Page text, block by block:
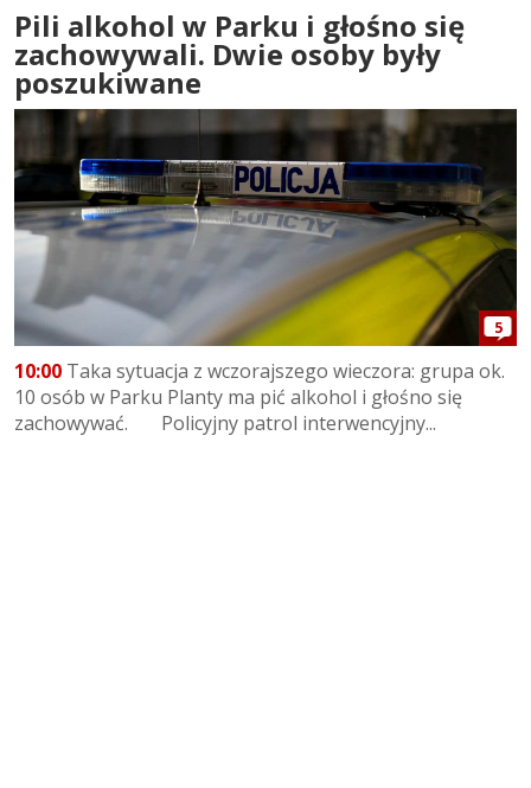
Pili alkohol w Parku i głośno się
zachowywali. Dwie osoby były
poszukiwane
5
10:00 Taka sytuacja z wczorajszego wieczora: grupa ok.
10 osób w Parku Planty ma pić alkohol i głośno się
zachowywać. Policyjny patrol interwencyjny...